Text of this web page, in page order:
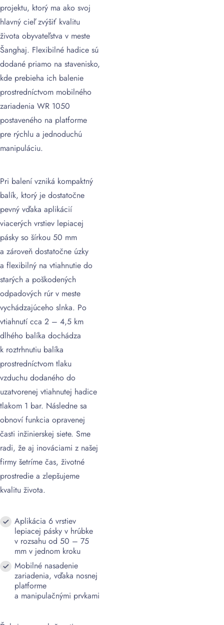
projektu, ktorý ma ako svoj
hlavný cieľ zvýšiť kvalitu
života obyvateľstva v meste
Šanghaj. Flexibilné hadice sú
dodané priamo na stavenisko,
kde prebieha ich balenie
prostredníctvom mobilného
zariadenia WR 1050
postaveného na platforme
pre rýchlu a jednoduchú
manipuláciu.
Pri balení vzniká kompaktný
balík, ktorý je dostatočne
pevný vďaka aplikácií
viacerých vrstiev lepiacej
pásky so šírkou 50 mm
a zároveň dostatočne úzky
a flexibilný na vtiahnutie do
starých a poškodených
odpadových rúr v meste
vychádzajúceho slnka. Po
vtiahnutí cca 2 – 4,5 km
dlhého balíka dochádza
k roztrhnutiu balíka
prostredníctvom tlaku
vzduchu dodaného do
uzatvorenej vtiahnutej hadice
tlakom 1 bar. Následne sa
obnoví funkcia opravenej
časti inžinierskej siete. Sme
radi, že aj inováciami z našej
firmy šetríme čas, životné
prostredie a zlepšujeme
kvalitu života.
Aplikácia 6 vrstiev
lepiacej pásky v hrúbke
v rozsahu od 50 – 75
mm v jednom kroku
Mobilné nasadenie
zariadenia, vďaka nosnej
platforme
a manipulačnými prvkami